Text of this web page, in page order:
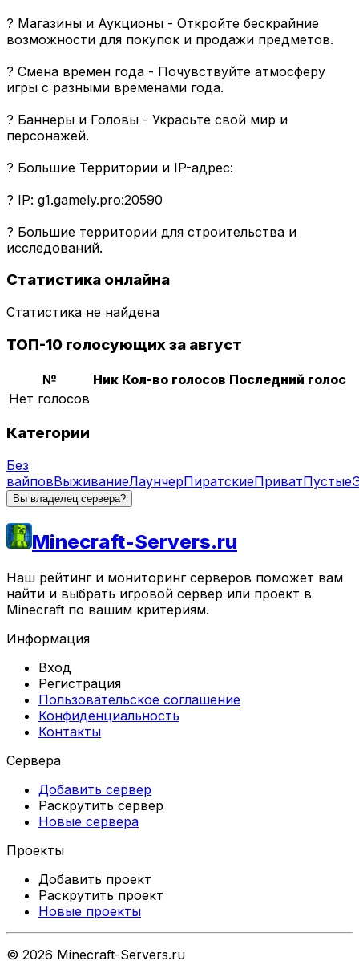
? Магазины и Аукционы - Откройте бескрайние
возможности для покупок и продажи предметов.
?️ Смена времен года - Почувствуйте атмосферу
игры с разными временами года.
? Баннеры и Головы - Украсьте свой мир и
персонажей.
? Большие Территории и IP-адрес:
? IP: g1.gamely.pro:20590
?️ Большие территории для строительства и
исследований.
Статистика онлайна
Статистика не найдена
ТОП-10 голосующих за август
№ Ник Кол-во голосов Последний голос
Нет голосов
Категории
Без
вайповВыживаниеЛаунчерПиратскиеПриватПустые
Вы владелец сервера?
Minecraft-Servers.ru
Наш рейтинг и мониторинг серверов поможет вам
найти и выбрать игровой сервер или проект в
Minecraft по вашим критериям.
Информация
Вход
Регистрация
Пользовательское соглашение
Конфиденциальность
Контакты
Сервера
Добавить сервер
Раскрутить сервер
Новые сервера
Проекты
Добавить проект
Раскрутить проект
Новые проекты
© 2026 Minecraft-Servers.ru